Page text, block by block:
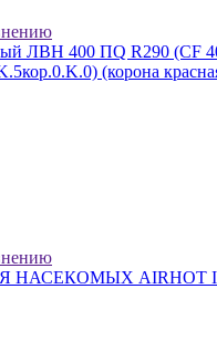
ЛВН 400 ПQ R290 (СF
(корона
AIRHOT